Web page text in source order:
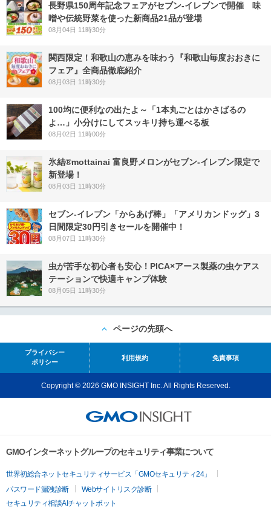
長野県150周年記念フェアがセブン-イレブンで開催 味
噌や伝統野菜を使った新商品21品が登場
08月04日 11時30分
関西限定！和歌山の恵みを味わう『和歌山毎度おおきに
フェア』全商品徹底紹介
08月03日 11時30分
100均に便利なの出たよ～「1本丸ごとはかさばるの
よ…」小分けにしてスッキリ持ち運べる板
08月02日 11時00分
氷結®mottainai 富良野メロンがセブン‐イレブン限定で
新登場！
08月03日 11時30分
セブン‐イレブン「からあげ棒」「アメリカンドッグ」3
日間限定30円引きセールを開催中！
08月07日 11時30分
虫が苦手な初心者も安心！PICA×アース製薬の虫ケアス
テーションで快適キャンプ体験
08月05日 11時30分
ページの先頭へ
プライバシー
ポリシー
利用規約 免責事項
Copyright © 2026 GMO INSIGHT Inc. All Rights Reserved.
GMOインターネットグループのセキュリティ事業について
世界初総合ネットセキュリティサービス「GMOセキュリティ24」
パスワード漏洩診断
Webサイトリスク診断
セキュリティ相談AIチャットボット